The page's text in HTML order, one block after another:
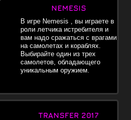
NEMESIS
В игре Nemesis , вы играете в
роли летчика истребителя и
вам надо сражаться с врагами
на самолетах и кораблях.
Выбирайте один из трех
самолетов, обладающего
уникальным оружием.
TRANSFER 2017